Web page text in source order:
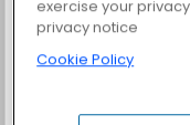
exercise your
privacy notice
Cookie Policy